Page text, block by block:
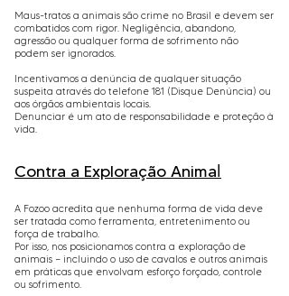
Maus-tratos a animais são crime no Brasil e devem ser
combatidos com rigor. Negligência, abandono,
agressão ou qualquer forma de sofrimento não
podem ser ignorados.
Incentivamos a denúncia de qualquer situação
suspeita através do telefone 181 (Disque Denúncia) ou
aos órgãos ambientais locais.
Denunciar é um ato de responsabilidade e proteção à
vida.
Contra a Exploração Animal
A Fozoo acredita que nenhuma forma de vida deve
ser tratada como ferramenta, entretenimento ou
força de trabalho.
Por isso, nos posicionamos contra a exploração de
animais — incluindo o uso de cavalos e outros animais
em práticas que envolvam esforço forçado, controle
ou sofrimento.